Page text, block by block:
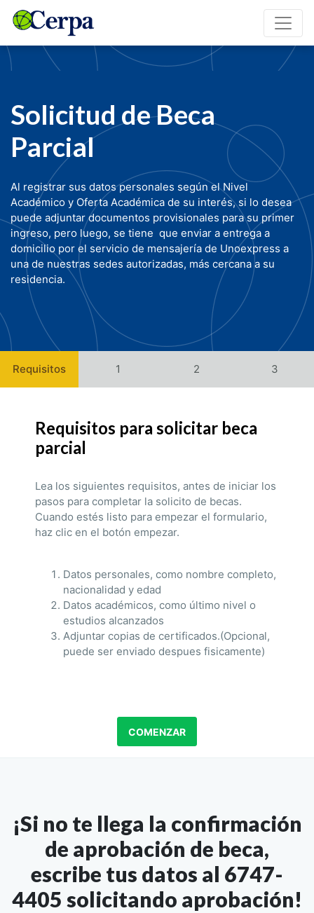
Solicitud de Beca
Parcial
Al registrar sus datos personales según el Nivel
Académico y Oferta Académica de su interés, si lo desea
puede adjuntar documentos provisionales para su primer
ingreso, pero luego, se tiene que enviar a entrega a
domicilio por el servicio de mensajería de Unoexpress a
una de nuestras sedes autorizadas, más cercana a su
residencia.
Requisitos 1 2 3
Requisitos para solicitar beca
parcial
Lea los siguientes requisitos, antes de iniciar los
pasos para completar la solicito de becas.
Cuando estés listo para empezar el formulario,
haz clic en el botón empezar.
Datos personales, como nombre completo,
nacionalidad y edad
Datos académicos, como último nivel o
estudios alcanzados
Adjuntar copias de certificados.(Opcional,
puede ser enviado despues fisicamente)
COMENZAR
¡Si no te llega la confirmación
de aprobación de beca,
escribe tus datos al 6747-
4405 solicitando aprobación!